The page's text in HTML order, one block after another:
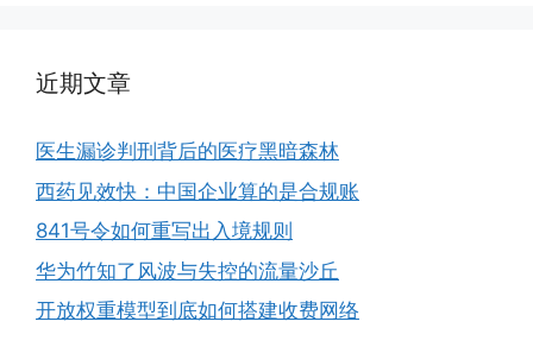
近期文章
医生漏诊判刑背后的医疗黑暗森林
西药见效快：中国企业算的是合规账
841号令如何重写出入境规则
华为竹知了风波与失控的流量沙丘
开放权重模型到底如何搭建收费网络